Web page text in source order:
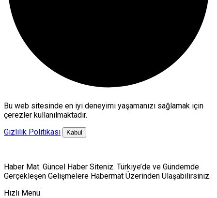
Bu web sitesinde en iyi deneyimi yaşamanızı sağlamak için
çerezler kullanılmaktadır.
Gizlilik Politikası
Kabul
Haber Mat. Güncel Haber Siteniz. Türkiye’de ve Gündemde
Gerçekleşen Gelişmelere Habermat Üzerinden Ulaşabilirsiniz.
Hızlı Menü